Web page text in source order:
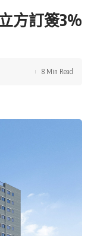
方訂簽3%
8 Min Read